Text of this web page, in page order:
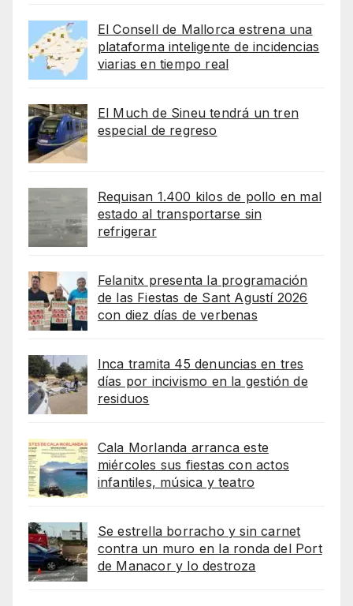
El Consell de Mallorca estrena una
plataforma inteligente de incidencias
viarias en tiempo real
El Much de Sineu tendrá un tren
especial de regreso
Requisan 1.400 kilos de pollo en mal
estado al transportarse sin
refrigerar
Felanitx presenta la programación
de las Fiestas de Sant Agustí 2026
con diez días de verbenas
Inca tramita 45 denuncias en tres
días por incivismo en la gestión de
residuos
Cala Morlanda arranca este
miércoles sus fiestas con actos
infantiles, música y teatro
Se estrella borracho y sin carnet
contra un muro en la ronda del Port
de Manacor y lo destroza